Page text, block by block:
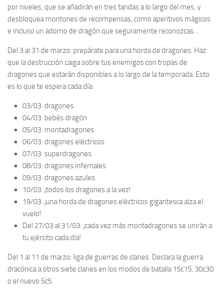
por niveles, que se añadirán en tres tandas a lo largo del mes, y
desbloquea montones de recompensas, como aperitivos mágicos
e incluso un adorno de dragón que seguramente reconozcas…
Del 3 al 31 de marzo: prepárate para una horda de dragones. Haz
que la destrucción caiga sobre tus enemigos con tropas de
dragones que estarán disponibles a lo largo de la temporada. Esto
es lo que te espera cada día:
03/03: dragones
04/03: bebés dragón
05/03: montadragones
06/03: dragones eléctricos
07/03: superdragones
08/03: dragones infernales
09/03: dragones azules
10/03: ¡todos los dragones a la vez!
19/03: ¡una horda de dragones eléctricos gigantesca alza el
vuelo!
Del 27/03 al 31/03: ¡cada vez más montadragones se unirán a
tu ejército cada día!
Del 1 al 11 de marzo: liga de guerras de clanes. Declara la guerra
dracónica a otros siete clanes en los modos de batalla 15c15, 30c30
o el nuevo 5c5.